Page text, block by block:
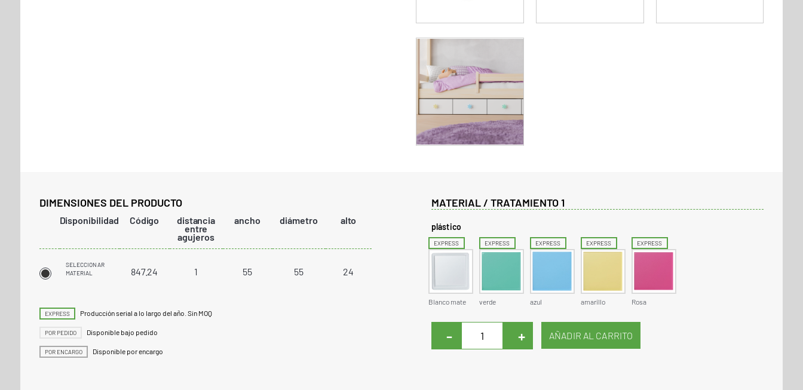
DIMENSIONES DEL PRODUCTO
Disponibilidad Código distancia
entre
agujeros
ancho diámetro alto
SELECCIONAR
MATERIAL
847.24 1 55 55 24
EXPRESS Producción serial a lo largo del año. Sin MOQ
POR PEDIDO Disponible bajo pedido
POR ENCARGO Disponible por encargo
MATERIAL / TRATAMIENTO 1
plástico
EXPRESS
Blanco mate
EXPRESS
verde
EXPRESS
azul
EXPRESS
amarillo
EXPRESS
Rosa
- +